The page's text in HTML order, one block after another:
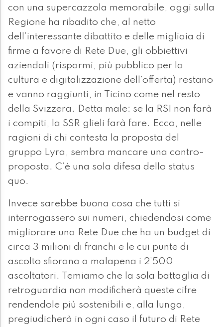
con una supercazzola memorabile, oggi sulla
Regione ha ribadito che, al netto
dell’interessante dibattito e delle migliaia di
firme a favore di Rete Due, gli obbiettivi
aziendali (risparmi, più pubblico per la
cultura e digitalizzazione dell’offerta) restano
e vanno raggiunti, in Ticino come nel resto
della Svizzera. Detta male: se la RSI non farà
i compiti, la SSR glieli farà fare. Ecco, nelle
ragioni di chi contesta la proposta del
gruppo Lyra, sembra mancare una contro-
proposta. C’è una sola difesa dello status
quo.
Invece sarebbe buona cosa che tutti si
interrogassero sui numeri, chiedendosi come
migliorare una Rete Due che ha un budget di
circa 3 milioni di franchi e le cui punte di
ascolto sfiorano a malapena i 2’500
ascoltatori. Temiamo che la sola battaglia di
retroguardia non modificherà queste cifre
rendendole più sostenibili e, alla lunga,
pregiudicherà in ogni caso il futuro di Rete